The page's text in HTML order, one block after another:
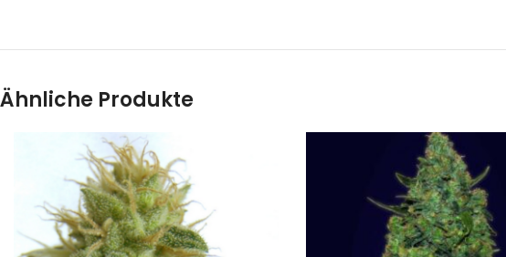
Ähnliche Produkte